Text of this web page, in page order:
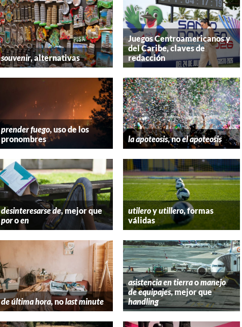
souvenir, alternativas
Juegos Centroamericanos y
del Caribe, claves de
redacción
prender fuego, uso de los
pronombres
la apoteosis, noel apoteosis
desinteresarse de, mejor que
poroen
utileroyutillero, formas
válidas
de última hora, nolast minute
asistencia en tierraomanejo
de equipajes, mejor que
handling